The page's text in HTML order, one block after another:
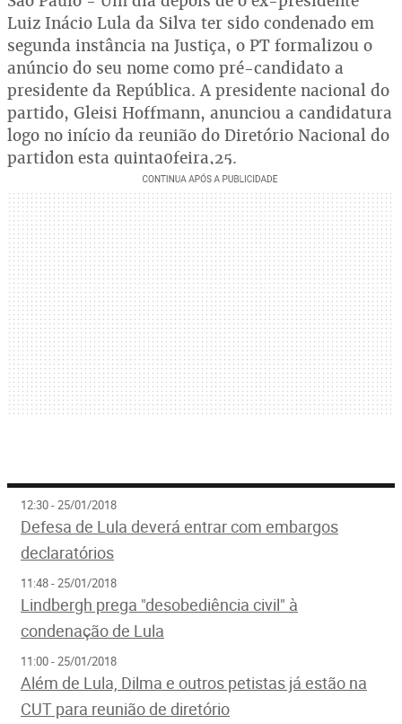
Luiz Inácio Lula da Silva ter sido condenado em
segunda instância na Justiça, o PT formalizou o
anúncio do seu nome como pré-candidato a
presidente da República. A presidente nacional do
partido, Gleisi Hoffmann, anunciou a candidatura
logo no início da reunião do Diretório Nacional do
partidon esta quinta0feira,25.
12:30 - 25/01/2018
Defesa de Lula deverá entrar com embargos
declaratórios
11:48 - 25/01/2018
Lindbergh prega "desobediência civil" à
condenação de Lula
11:00 - 25/01/2018
Além de Lula, Dilma e outros petistas já estão na
CUT para reunião de diretório